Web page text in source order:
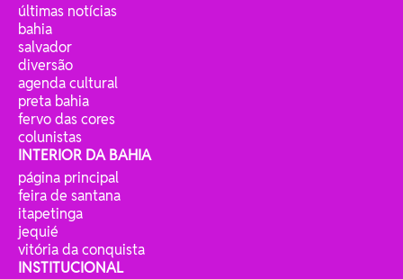
últimas notícias
bahia
salvador
diversão
agenda cultural
preta bahia
fervo das cores
colunistas
INTERIOR DA BAHIA
página principal
feira de santana
itapetinga
jequié
vitória da conquista
INSTITUCIONAL